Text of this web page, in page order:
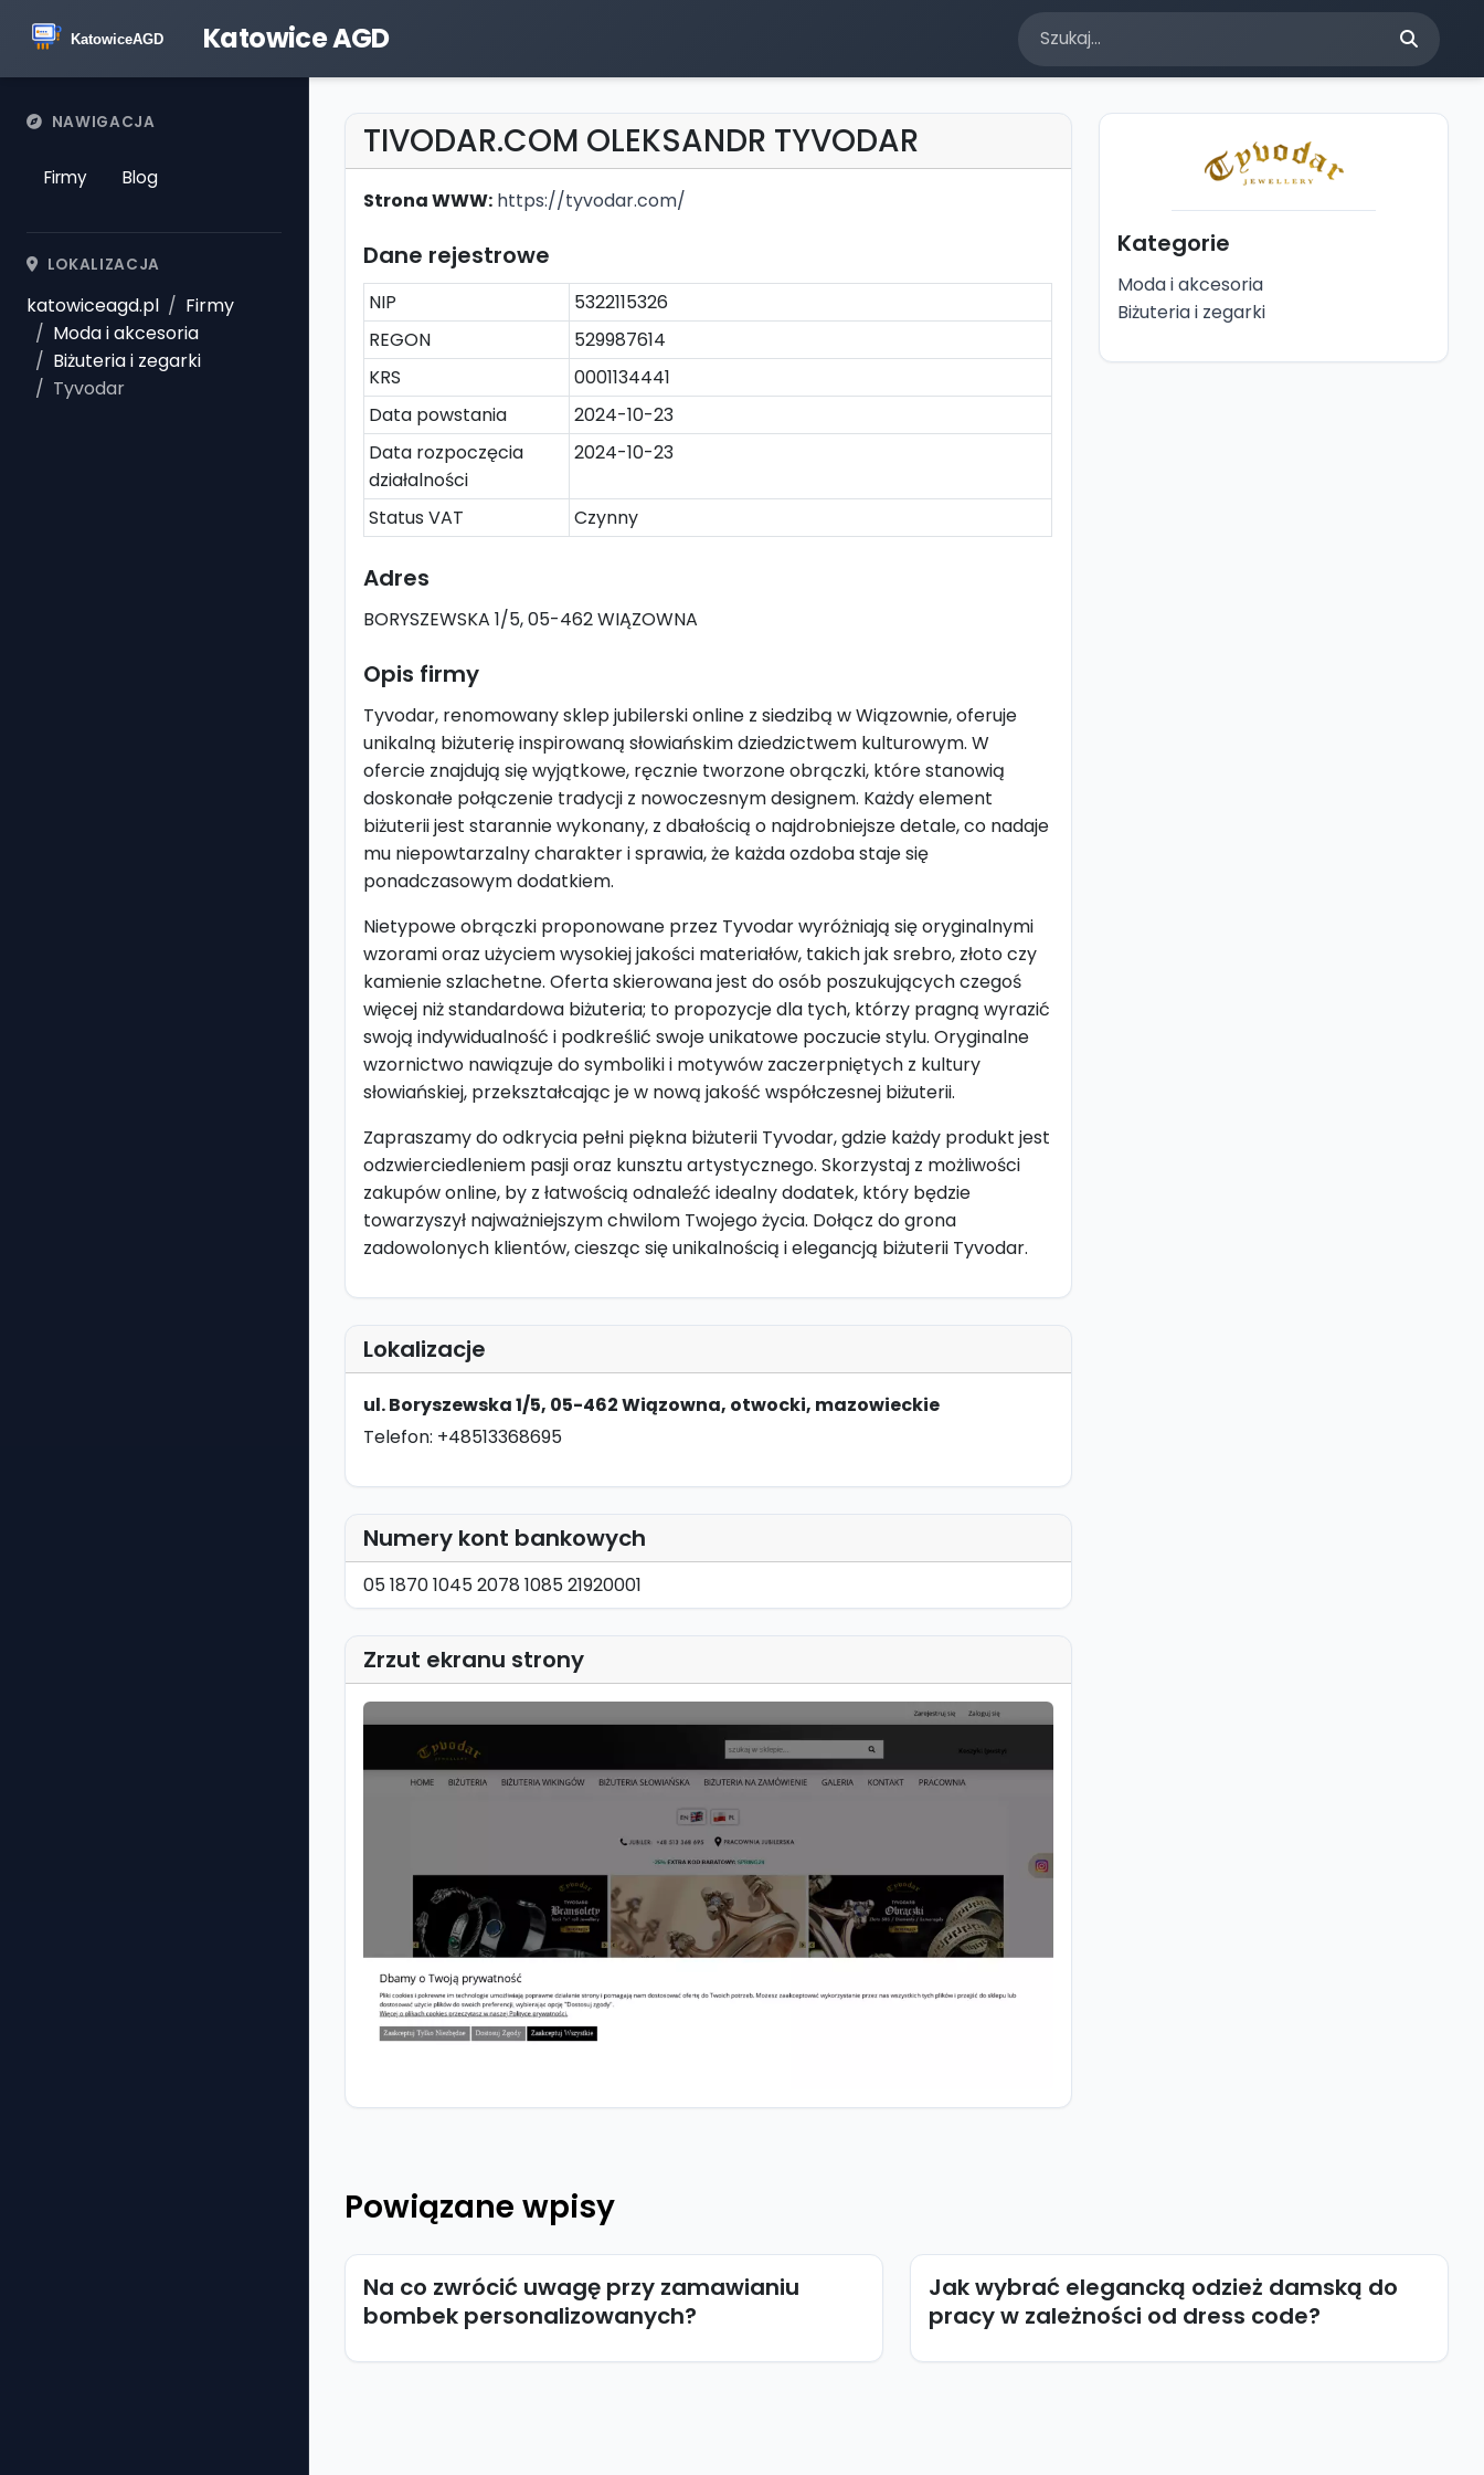
Katowice AGD
NAWIGACJA
Firmy Blog
LOKALIZACJA
katowiceagd.pl
Firmy
Moda i akcesoria
Biżuteria i zegarki
Tyvodar
TIVODAR.COM OLEKSANDR TYVODAR
Strona WWW: https://tyvodar.com/
Dane rejestrowe
NIP
5322115326
REGON
529987614
KRS
0001134441
Data powstania
2024-10-23
Data rozpoczęcia
działalności
2024-10-23
Status VAT Czynny
Adres
BORYSZEWSKA 1/5, 05-462 WIĄZOWNA
Opis firmy
Tyvodar, renomowany sklep jubilerski online z siedzibą w Wiązownie, oferuje
unikalną biżuterię inspirowaną słowiańskim dziedzictwem kulturowym. W
ofercie znajdują się wyjątkowe, ręcznie tworzone obrączki, które stanowią
doskonałe połączenie tradycji z nowoczesnym designem. Każdy element
biżuterii jest starannie wykonany, z dbałością o najdrobniejsze detale, co nadaje
mu niepowtarzalny charakter i sprawia, że każda ozdoba staje się
ponadczasowym dodatkiem.
Nietypowe obrączki proponowane przez Tyvodar wyróżniają się oryginalnymi
wzorami oraz użyciem wysokiej jakości materiałów, takich jak srebro, złoto czy
kamienie szlachetne. Oferta skierowana jest do osób poszukujących czegoś
więcej niż standardowa biżuteria; to propozycje dla tych, którzy pragną wyrazić
swoją indywidualność i podkreślić swoje unikatowe poczucie stylu. Oryginalne
wzornictwo nawiązuje do symboliki i motywów zaczerpniętych z kultury
słowiańskiej, przekształcając je w nową jakość współczesnej biżuterii.
Zapraszamy do odkrycia pełni piękna biżuterii Tyvodar, gdzie każdy produkt jest
odzwierciedleniem pasji oraz kunsztu artystycznego. Skorzystaj z możliwości
zakupów online, by z łatwością odnaleźć idealny dodatek, który będzie
towarzyszył najważniejszym chwilom Twojego życia. Dołącz do grona
zadowolonych klientów, ciesząc się unikalnością i elegancją biżuterii Tyvodar.
Lokalizacje
ul. Boryszewska 1/5, 05-462 Wiązowna, otwocki, mazowieckie
Telefon: +48513368695
Numery kont bankowych
05 1870 1045 2078 1085 21920001
Zrzut ekranu strony
Kategorie
Moda i akcesoria
Biżuteria i zegarki
Powiązane wpisy
Na co zwrócić uwagę przy zamawianiu
bombek personalizowanych?
Jak wybrać elegancką odzież damską do
pracy w zależności od dress code?